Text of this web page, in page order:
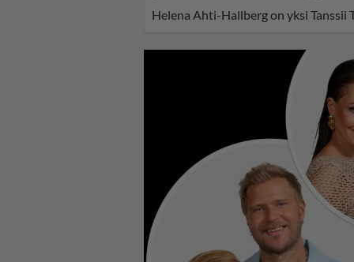
Helena Ahti-Hallberg on yksi Tanssii